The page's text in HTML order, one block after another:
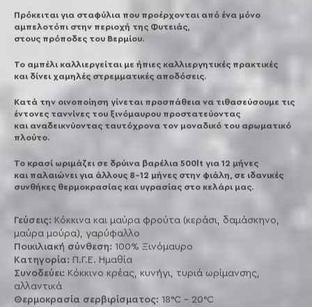
Πρόκειται για σταφύλια που προέρχονται από ένα μόνο
αμπελοτόπι στην περιοχή της Φυτειάς,
στους πρόποδες του Βερμίου.
Το αμπέλι καλλιεργείται με ήπιες καλλιεργητικές πρακτικές
και δίνει χαμηλές στρεμματικές αποδόσεις.
Κατά την οινοποίηση γίνεται προσπάθεια να τιθασεύσουμε τις
έντονες ταννίνες του ξινόμαυρου προστατεύοντας
και αναδεικνύοντας ταυτόχρονα τον μοναδικό του αρωματικό
πλούτο.
Το κρασί ωριμάζει σε δρύινα βαρέλια 500lt για 12 μήνες
και παλαιώνει για άλλους 8-12 μήνες στην φιάλη, σε ιδανικές
συνθήκες θερμοκρασίας και υγρασίας στο κελάρι μας.
Γεύσεις: Κόκκινα και μαύρα φρούτα (κεράσι, δαμάσκηνο,
μαύρα μούρα), γαρύφαλλο
Ποικιλιακή σύνθεση: 100% Ξινόμαυρο
Κατηγορία: Π.Γ.Ε. Ημαθία
Συνοδεύει: Κόκκινο κρέας, κυνήγι, τυριά ωρίμανσης,
αλλαντικά
Θερμοκρασία σερβιρίσματος: 18°C - 20°C